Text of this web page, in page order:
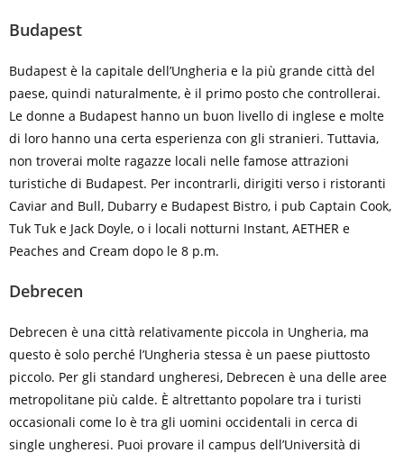
Budapest
Budapest è la capitale dell’Ungheria e la più grande città del
paese, quindi naturalmente, è il primo posto che controllerai.
Le donne a Budapest hanno un buon livello di inglese e molte
di loro hanno una certa esperienza con gli stranieri. Tuttavia,
non troverai molte ragazze locali nelle famose attrazioni
turistiche di Budapest. Per incontrarli, dirigiti verso i ristoranti
Caviar and Bull, Dubarry e Budapest Bistro, i pub Captain Cook,
Tuk Tuk e Jack Doyle, o i locali notturni Instant, AETHER e
Peaches and Cream dopo le 8 p.m.
Debrecen
Debrecen è una città relativamente piccola in Ungheria, ma
questo è solo perché l’Ungheria stessa è un paese piuttosto
piccolo. Per gli standard ungheresi, Debrecen è una delle aree
metropolitane più calde. È altrettanto popolare tra i turisti
occasionali come lo è tra gli uomini occidentali in cerca di
single ungheresi. Puoi provare il campus dell’Università di